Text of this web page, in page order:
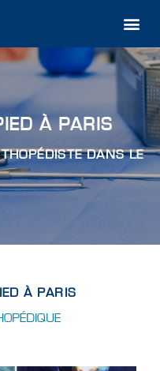
À PARIS
DANS LE
À PARIS